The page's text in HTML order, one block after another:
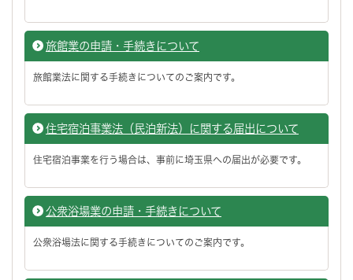
旅館業の申請・手続きについて
旅館業法に関する手続きについてのご案内です。
住宅宿泊事業法（民泊新法）に関する届出について
住宅宿泊事業を行う場合は、事前に埼玉県への届出が必要です。
公衆浴場業の申請・手続きについて
公衆浴場法に関する手続きについてのご案内です。